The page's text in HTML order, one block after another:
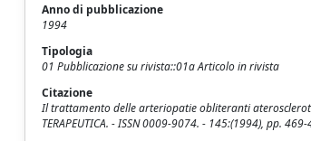
Anno di pubblicazione
1994
Tipologia
01 Pubblicazione su rivista::01a Articolo in rivista
Citazione
Il trattamento delle arteriopatie obliteranti
TERAPEUTICA. - ISSN 0009-9074. - 145:(1994), pp. 469-